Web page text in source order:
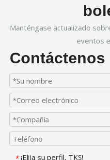
Manténgase actualizado
eventos
Contáctenos
* ¡Elija su perfil, TKS!